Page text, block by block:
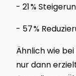
- 21 %
- 57 %
Ähnlich wie
nur dann